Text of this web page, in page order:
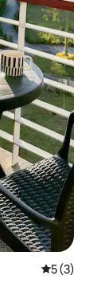
5 de
5 (3)